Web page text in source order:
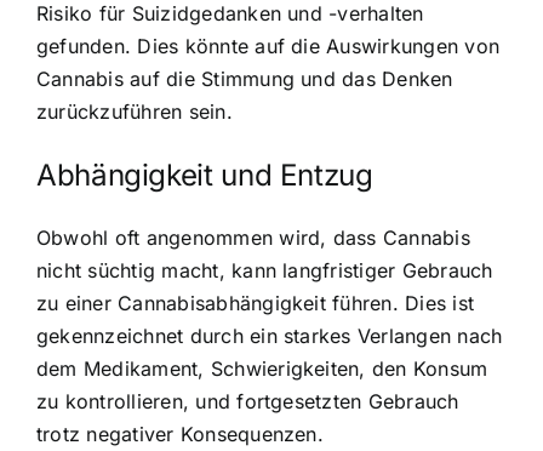
Risiko für Suizidgedanken und -verhalten
gefunden. Dies könnte auf die Auswirkungen von
Cannabis auf die Stimmung und das Denken
zurückzuführen sein.
Abhängigkeit und Entzug
Obwohl oft angenommen wird, dass Cannabis
nicht süchtig macht, kann langfristiger Gebrauch
zu einer Cannabisabhängigkeit führen. Dies ist
gekennzeichnet durch ein starkes Verlangen nach
dem Medikament, Schwierigkeiten, den Konsum
zu kontrollieren, und fortgesetzten Gebrauch
trotz negativer Konsequenzen.